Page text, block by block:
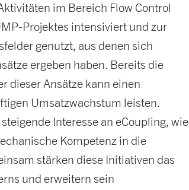
im Bereich Flow Control
Projektes intensiviert und zur
genutzt, aus denen sich
ergeben haben. Bereits die
dieser Ansätze kann einen
Umsatzwachstum leisten.
Interesse an eCoupling, wie
Kompetenz in die
stärken diese Initiativen das
und erweitern sein